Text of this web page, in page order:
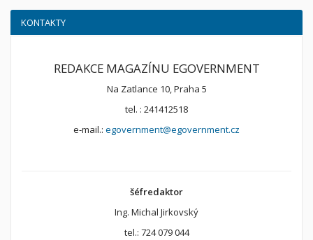
KONTAKTY
REDAKCE MAGAZÍNU EGOVERNMENT
Na Zatlance 10, Praha 5
tel. : 241412518
e-mail.: egovernment@egovernment.cz
šéfredaktor
Ing. Michal Jirkovský
tel.: 724 079 044